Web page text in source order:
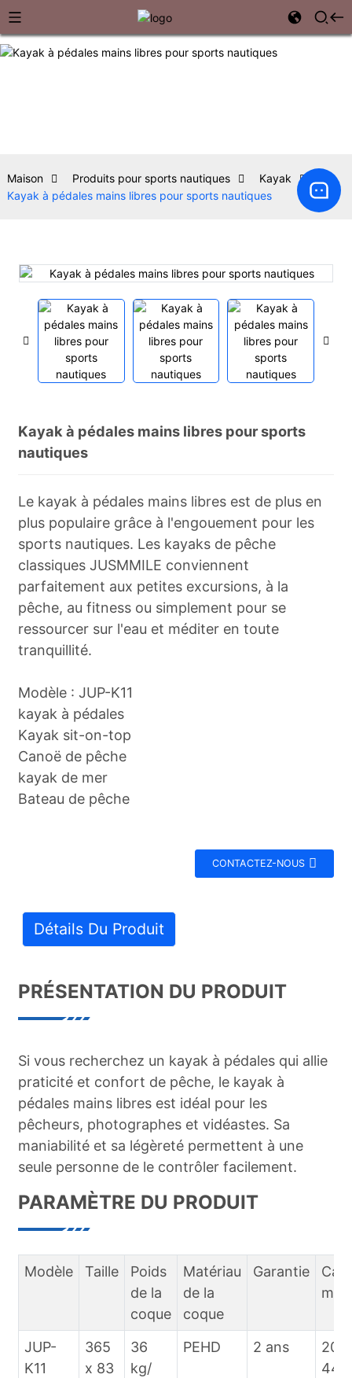
Maison Produits pour sports nautiques
Kayak
Kayak à pédales mains libres pour sports nautiques
Kayak à pédales mains libres pour sports
nautiques
Le kayak à pédales mains libres est de plus en
plus populaire grâce à l'engouement pour les
sports nautiques. Les kayaks de pêche
classiques JUSMMILE conviennent
parfaitement aux petites excursions, à la
pêche, au fitness ou simplement pour se
ressourcer sur l'eau et méditer en toute
tranquillité.
Modèle : JUP-K11
kayak à pédales
Kayak sit-on-top
Canoë de pêche
kayak de mer
Bateau de pêche
CONTACTEZ-NOUS
Détails Du Produit
PRÉSENTATION DU PRODUIT
Si vous recherchez un kayak à pédales qui allie
praticité et confort de pêche, le kayak à
pédales mains libres est idéal pour les
pêcheurs, photographes et vidéastes. Sa
maniabilité et sa légèreté permettent à une
seule personne de le contrôler facilement.
PARAMÈTRE DU PRODUIT
Modèle Taille
Poids
de la
coque
Matériau
de la
coque
Garantie
JUP-
K11
365
x 83
36
kg/
PEHD 2 ans
200
440